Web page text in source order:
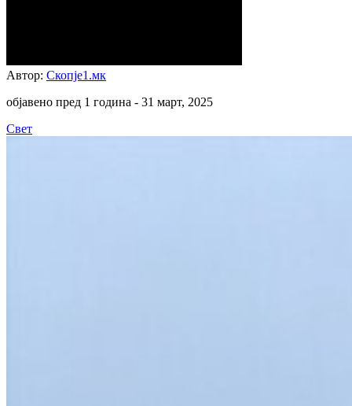
Автор: Скопје1.мк
објавено пред 1 година - 31 март, 2025
Свет